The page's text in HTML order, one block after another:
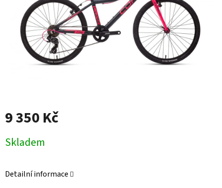
9 350 Kč
Měrná
cena:
Skladem
Detailní informace